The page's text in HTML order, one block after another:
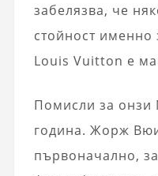
забелязва, че
стойност именно
Louis Vuitton е
Помисли за онзи
година. Жорж
първоначално,